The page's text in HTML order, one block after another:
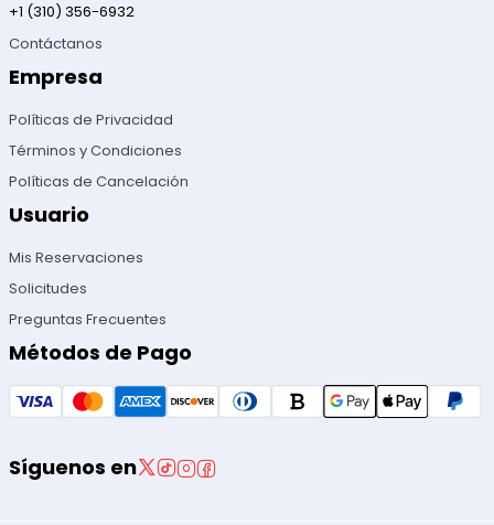
+1 (310) 356-6932
Contáctanos
Empresa
Políticas de Privacidad
Términos y Condiciones
Políticas de Cancelación
Usuario
Mis Reservaciones
Solicitudes
Preguntas Frecuentes
Métodos de Pago
Síguenos en